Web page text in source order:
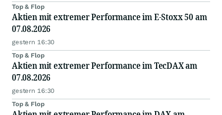
Top & Flop
Aktien mit extremer Performance im E-Stoxx 50 am
07.08.2026
gestern 16:30
Top & Flop
Aktien mit extremer Performance im TecDAX am
07.08.2026
gestern 16:30
Top & Flop